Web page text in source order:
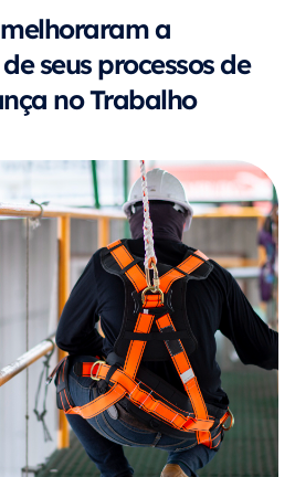
a
seus processos de
no Trabalho